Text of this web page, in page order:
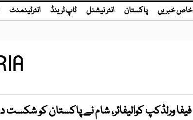
خاص خبریں پاکستان انٹر نیشنل ٹاپ ٹرینڈ انٹرٹینمنٹ
فیفا ورلڈکپ کوالیفائر، شام نے پاکستان کو